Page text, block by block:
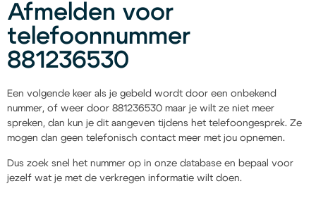
Afmelden voor
telefoonnummer
881236530
Een volgende keer als je gebeld wordt door een onbekend
nummer, of weer door 881236530 maar je wilt ze niet meer
spreken, dan kun je dit aangeven tijdens het telefoongesprek. Ze
mogen dan geen telefonisch contact meer met jou opnemen.
Dus zoek snel het nummer op in onze database en bepaal voor
jezelf wat je met de verkregen informatie wilt doen.